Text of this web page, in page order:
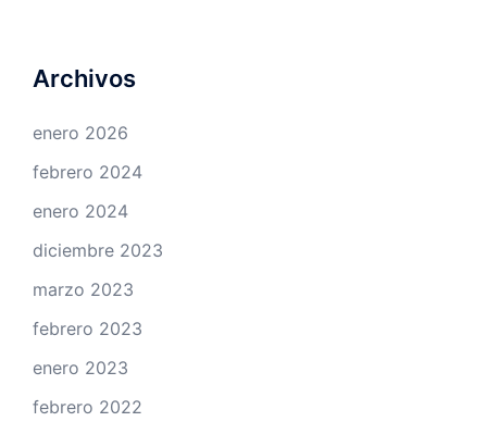
Archivos
enero 2026
febrero 2024
enero 2024
diciembre 2023
marzo 2023
febrero 2023
enero 2023
febrero 2022